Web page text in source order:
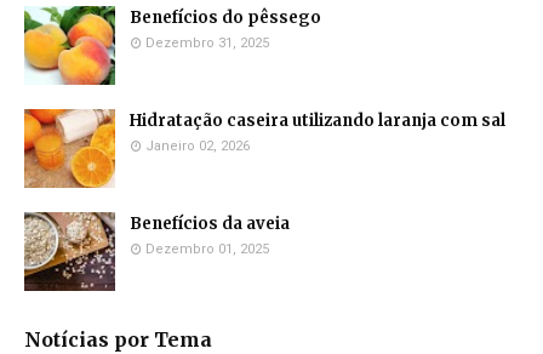
Benefícios do pêssego
Dezembro 31, 2025
Hidratação caseira utilizando laranja com sal
Janeiro 02, 2026
Benefícios da aveia
Dezembro 01, 2025
Notícias por Tema